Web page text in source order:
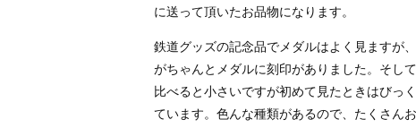
に送って頂いたお品物になります。
鉄道グッズの記念品でメダルはよく見ますが
がちゃんとメダルに刻印がありました。そし
比べると小さいですが初めて見たときはびっ
ています。色んな種類があるので、たくさん